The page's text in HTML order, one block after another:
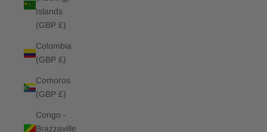
Islands
(GBP £)
Colombia
(GBP £)
Comoros
(GBP £)
Congo -
Brazzaville